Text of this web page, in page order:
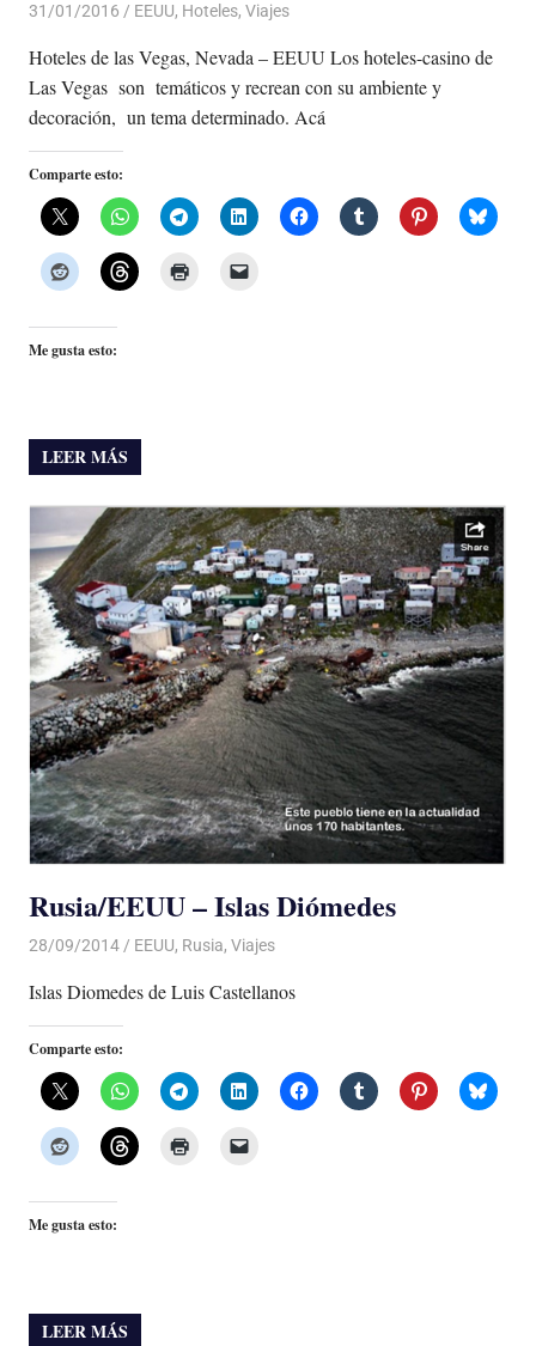
31/01/2016 Luis Castellanos
EEUU, Hoteles, Viajes
Hoteles de las Vegas, Nevada – EEUU Los hoteles-casino de
Las Vegas son temáticos y recrean con su ambiente y
decoración, un tema determinado. Acá
Comparte esto:
Me gusta esto:
LEER MÁS
Rusia/EEUU – Islas Diómedes
28/09/2014 Luis Castellanos
EEUU, Rusia, Viajes
Islas Diomedes de Luis Castellanos
Comparte esto:
Me gusta esto:
LEER MÁS